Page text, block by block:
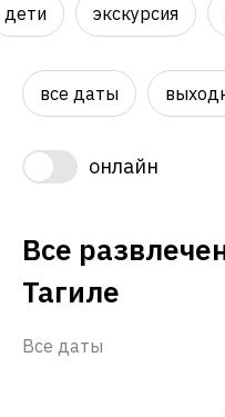
дети экскурсия
все даты
онлайн
Все
Тагиле
Все даты